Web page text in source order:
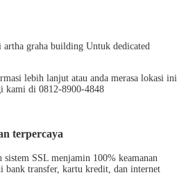
graha building Untuk dedicated
lebih lanjut atau anda merasa lokasi ini
kami di 0812-8900-4848
terpercaya
sistem SSL menjamin 100% keamanan
bank transfer, kartu kredit, dan internet